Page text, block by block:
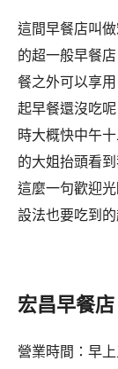
這間早餐店叫
的超一般早餐
餐之外可以享
起早餐還沒吃
時大概快中午
的大姐抬頭看
這麼一句歡迎
設法也要吃到
宏昌早餐店
營業時間：早